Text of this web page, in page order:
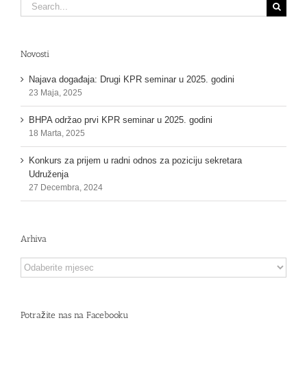
Search
for:
Novosti
Najava događaja: Drugi KPR seminar u 2025. godini
23 Maja, 2025
BHPA održao prvi KPR seminar u 2025. godini
18 Marta, 2025
Konkurs za prijem u radni odnos za poziciju sekretara
Udruženja
27 Decembra, 2024
Arhiva
Arhiva
Potražite nas na Facebooku